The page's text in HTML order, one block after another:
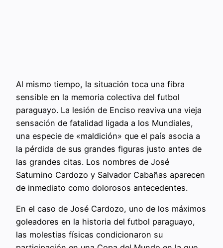
Al mismo tiempo, la situación toca una fibra
sensible en la memoria colectiva del futbol
paraguayo. La lesión de Enciso reaviva una vieja
sensación de fatalidad ligada a los Mundiales,
una especie de «maldición» que el país asocia a
la pérdida de sus grandes figuras justo antes de
las grandes citas. Los nombres de José
Saturnino Cardozo y Salvador Cabañas aparecen
de inmediato como dolorosos antecedentes.
En el caso de José Cardozo, uno de los máximos
goleadores en la historia del futbol paraguayo,
las molestias físicas condicionaron su